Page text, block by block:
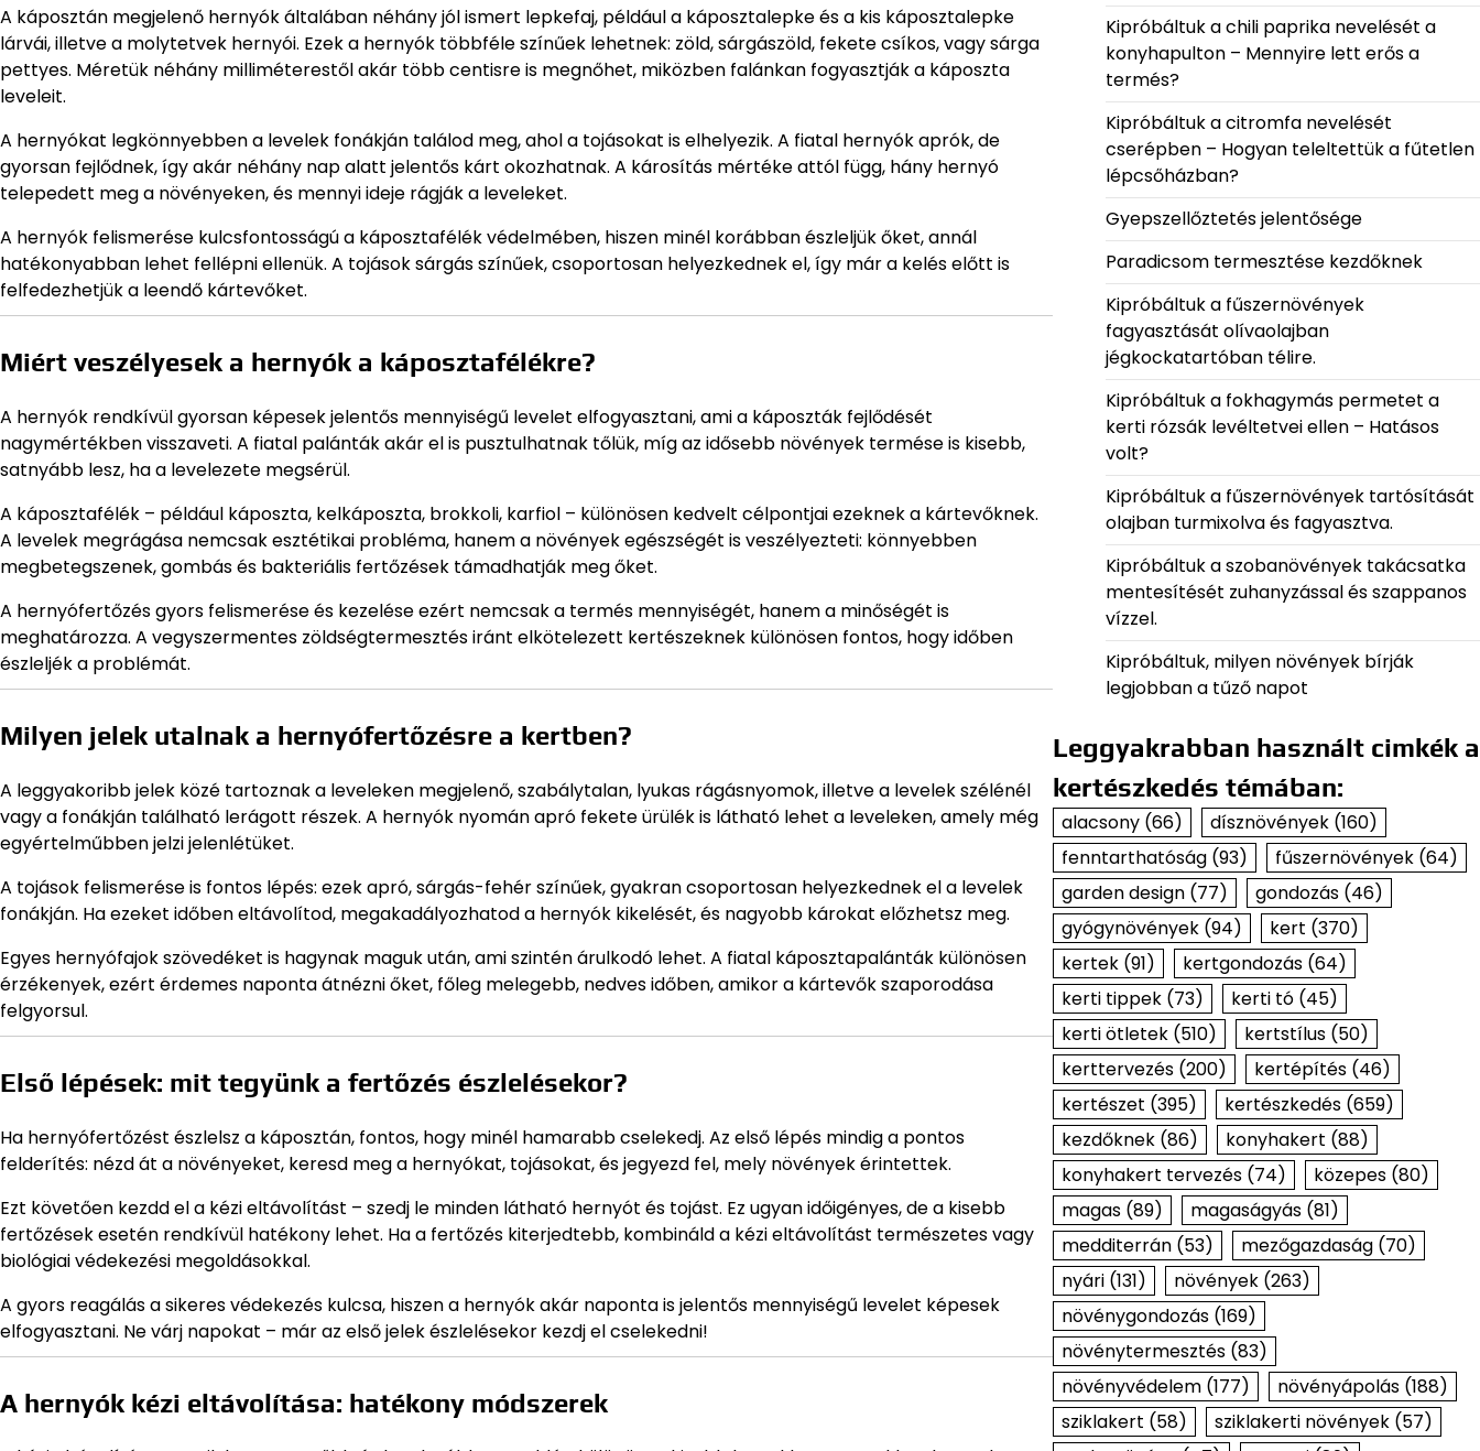
A káposztán megjelenő hernyók általában néhány jól ismert lepkefaj, például a káposztalepke és a kis káposztalepke
lárvái, illetve a molytetvek hernyói. Ezek a hernyók többféle színűek lehetnek: zöld, sárgászöld, fekete csíkos, vagy sárga
pettyes. Méretük néhány milliméterestől akár több centisre is megnőhet, miközben falánkan fogyasztják a káposzta
leveleit.
A hernyókat legkönnyebben a levelek fonákján találod meg, ahol a tojásokat is elhelyezik. A fiatal hernyók aprók, de
gyorsan fejlődnek, így akár néhány nap alatt jelentős kárt okozhatnak. A károsítás mértéke attól függ, hány hernyó
telepedett meg a növényeken, és mennyi ideje rágják a leveleket.
A hernyók felismerése kulcsfontosságú a káposztafélék védelmében, hiszen minél korábban észleljük őket, annál
hatékonyabban lehet fellépni ellenük. A tojások sárgás színűek, csoportosan helyezkednek el, így már a kelés előtt is
felfedezhetjük a leendő kártevőket.
Miért veszélyesek a hernyók a káposztafélékre?
A hernyók rendkívül gyorsan képesek jelentős mennyiségű levelet elfogyasztani, ami a káposzták fejlődését
nagymértékben visszaveti. A fiatal palánták akár el is pusztulhatnak tőlük, míg az idősebb növények termése is kisebb,
satnyább lesz, ha a levelezete megsérül.
A káposztafélék – például káposzta, kelkáposzta, brokkoli, karfiol – különösen kedvelt célpontjai ezeknek a kártevőknek.
A levelek megrágása nemcsak esztétikai probléma, hanem a növények egészségét is veszélyezteti: könnyebben
megbetegszenek, gombás és bakteriális fertőzések támadhatják meg őket.
A hernyófertőzés gyors felismerése és kezelése ezért nemcsak a termés mennyiségét, hanem a minőségét is
meghatározza. A vegyszermentes zöldségtermesztés iránt elkötelezett kertészeknek különösen fontos, hogy időben
észleljék a problémát.
Milyen jelek utalnak a hernyófertőzésre a kertben?
A leggyakoribb jelek közé tartoznak a leveleken megjelenő, szabálytalan, lyukas rágásnyomok, illetve a levelek szélénél
vagy a fonákján található lerágott részek. A hernyók nyomán apró fekete ürülék is látható lehet a leveleken, amely még
egyértelműbben jelzi jelenlétüket.
A tojások felismerése is fontos lépés: ezek apró, sárgás-fehér színűek, gyakran csoportosan helyezkednek el a levelek
fonákján. Ha ezeket időben eltávolítod, megakadályozhatod a hernyók kikelését, és nagyobb károkat előzhetsz meg.
Egyes hernyófajok szövedéket is hagynak maguk után, ami szintén árulkodó lehet. A fiatal káposztapalánták különösen
érzékenyek, ezért érdemes naponta átnézni őket, főleg melegebb, nedves időben, amikor a kártevők szaporodása
felgyorsul.
Első lépések: mit tegyünk a fertőzés észlelésekor?
Ha hernyófertőzést észlelsz a káposztán, fontos, hogy minél hamarabb cselekedj. Az első lépés mindig a pontos
felderítés: nézd át a növényeket, keresd meg a hernyókat, tojásokat, és jegyezd fel, mely növények érintettek.
Ezt követően kezdd el a kézi eltávolítást – szedj le minden látható hernyót és tojást. Ez ugyan időigényes, de a kisebb
fertőzések esetén rendkívül hatékony lehet. Ha a fertőzés kiterjedtebb, kombináld a kézi eltávolítást természetes vagy
biológiai védekezési megoldásokkal.
A gyors reagálás a sikeres védekezés kulcsa, hiszen a hernyók akár naponta is jelentős mennyiségű levelet képesek
elfogyasztani. Ne várj napokat – már az első jelek észlelésekor kezdj el cselekedni!
A hernyók kézi eltávolítása: hatékony módszerek
Kipróbáltuk a chili paprika nevelését a
konyhapulton – Mennyire lett erős a
termés?
Kipróbáltuk a citromfa nevelését
cserépben – Hogyan teleltettük a fűtetlen
lépcsőházban?
Gyepszellőztetés jelentősége
Paradicsom termesztése kezdőknek
Kipróbáltuk a fűszernövények
fagyasztását olívaolajban
jégkockatartóban télire.
Kipróbáltuk a fokhagymás permetet a
kerti rózsák levéltetvei ellen – Hatásos
volt?
Kipróbáltuk a fűszernövények tartósítását
olajban turmixolva és fagyasztva.
Kipróbáltuk a szobanövények takácsatka
mentesítését zuhanyzással és szappanos
vízzel.
Kipróbáltuk, milyen növények bírják
legjobban a tűző napot
Leggyakrabban használt cimkék a
kertészkedés témában:
alacsony(66) dísznövények(160)
fenntarthatóság(93) fűszernövények(64)
garden design(77) gondozás(46)
gyógynövények(94) kert (370)
kertek(91) kertgondozás(64)
kerti tippek(73) kerti tó(45)
kerti ötletek(510) kertstílus(50)
kerttervezés(200) kertépítés(46)
kertészet (395) kertészkedés(659)
kezdőknek(86) konyhakert (88)
konyhakert tervezés(74) közepes(80)
magas(89) magaságyás(81)
medditerrán(53) mezőgazdaság(70)
nyári(131) növények(263)
növénygondozás(169)
növénytermesztés(83)
növényvédelem(177) növényápolás(188)
sziklakert (58) sziklakerti növények(57)